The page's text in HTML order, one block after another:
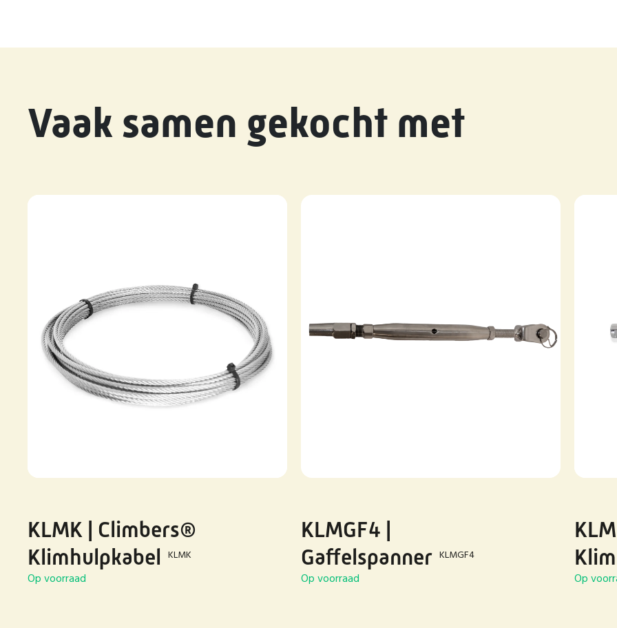
Vaak samen gekocht met
KLMK | Climbers®
Klimhulpkabel KLMK
Op voorraad
KLMGF4 |
Gaffelspanner KLMGF4
Op voorraad Op